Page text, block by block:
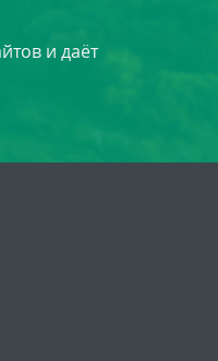
и даёт